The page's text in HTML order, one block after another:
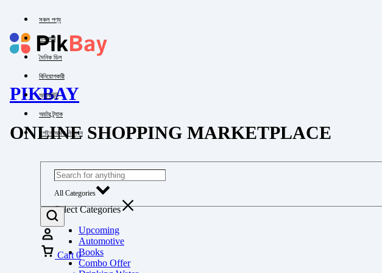
সকল পণ্য
পাইকারি
দৈনিক ডিল
বিনিয়োগকারী
অ্যাকাউন্ট
অর্ডার ট্র্যাক
লগইন অথবা নিবন্ধন
PIKBAY
ONLINE SHOPPING MARKETPLACE
All Categories
Select Categories
Upcoming
Automotive
Books
Combo Offer
Cart 0